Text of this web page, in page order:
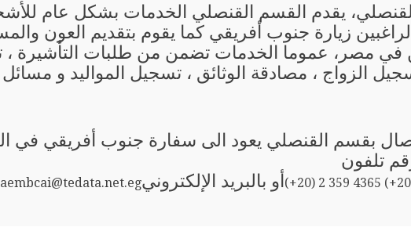
يقدم القسم القنصلي الخدمات بشكل عام
زيارة جنوب أفريقي كما يقوم بتقديم العون
في مصر، عموما الخدمات تضمن من طلبات التأشيرة ،
الزواج ، مصادقة الوثائق ، تسجيل المواليد و مسائل
بقسم القنصلي يعود الى سفارة جنوب أفريقي في
تلفون
(+20) 2 359 4365أو بالبريد الإلكتروني